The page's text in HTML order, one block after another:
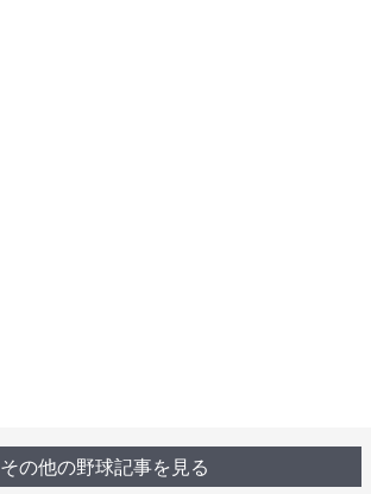
その他の野球記事を見る